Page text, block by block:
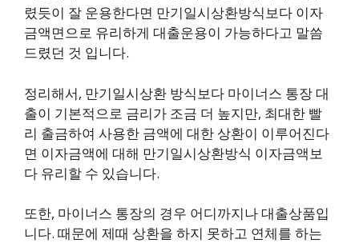
렸듯이 잘 운용한다면 만기일시상환방식보다 이자
금액면으로 유리하게 대출운용이 가능하다고 말씀
드렸던 것 입니다.
정리해서, 만기일시상환 방식보다 마이너스 통장 대
출이 기본적으로 금리가 조금 더 높지만, 최대한 빨
리 출금하여 사용한 금액에 대한 상환이 이루어진다
면 이자금액에 대해 만기일시상환방식 이자금액보
다 유리할 수 있습니다.
또한, 마이너스 통장의 경우 어디까지나 대출상품입
니다. 때문에 제때 상환을 하지 못하고 연체를 하는